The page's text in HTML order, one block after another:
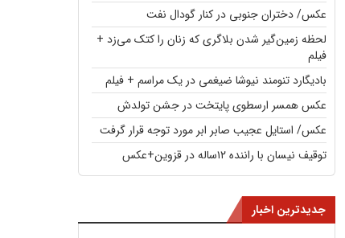
عکس/ دختران جنوبی در کنار گودال نفت
لحظه زمین‌گیر شدن بلاگری که زنان را کتک می‌زد +
فیلم
بادیگارد تنومند نیوشا ضیغمی در یک مراسم + فیلم
عکس همسر ارسطوی پایتخت در جشن تولدش
عکس/ استایل عجیب صابر ابر مورد توجه قرار گرفت
توقیف نیسان با راننده ۱۲ساله در قزوین+عکس
جدیدترین اخبار